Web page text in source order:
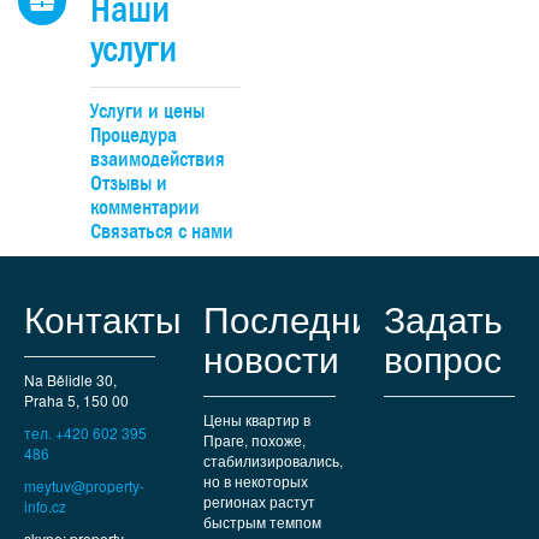
Наши
услуги
Услуги и цены
Процедура
взаимодействия
Отзывы и
комментарии
Связаться с нами
Контакты
Na Bělidle 30,
Praha 5, 150 00
тел. +420 602 395
486
meytuv@property-
info.cz
Последние
новости
Цены квартир в
Праге, похоже,
стабилизировались,
но в некоторых
регионах растут
быстрым темпом
Задать
вопрос